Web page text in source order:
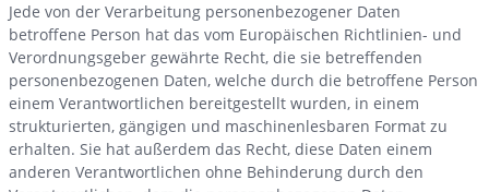
Jede von der Verarbeitung personenbezogener Daten
betroffene Person hat das vom Europäischen Richtlinien- und
Verordnungsgeber gewährte Recht, die sie betreffenden
personenbezogenen Daten, welche durch die betroffene Person
einem Verantwortlichen bereitgestellt wurden, in einem
strukturierten, gängigen und maschinenlesbaren Format zu
erhalten. Sie hat außerdem das Recht, diese Daten einem
anderen Verantwortlichen ohne Behinderung durch den